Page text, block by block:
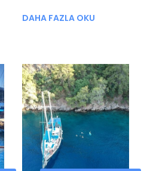
DAHA FAZLA OKU